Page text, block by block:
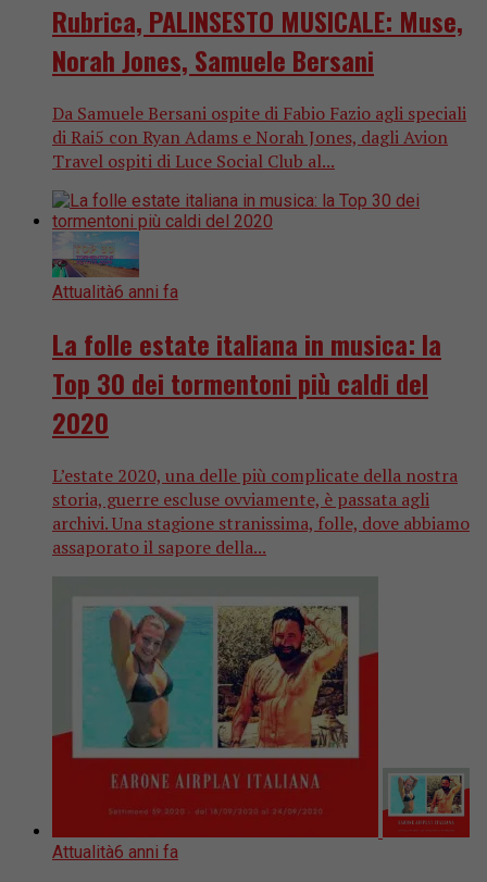
Rubrica, PALINSESTO MUSICALE: Muse,
Norah Jones, Samuele Bersani
Da Samuele Bersani ospite di Fabio Fazio agli speciali
di Rai5 con Ryan Adams e Norah Jones, dagli Avion
Travel ospiti di Luce Social Club al...
Attualità6 anni fa
La folle estate italiana in musica: la
Top 30 dei tormentoni più caldi del
2020
L’estate 2020, una delle più complicate della nostra
storia, guerre escluse ovviamente, è passata agli
archivi. Una stagione stranissima, folle, dove abbiamo
assaporato il sapore della...
Attualità6 anni fa